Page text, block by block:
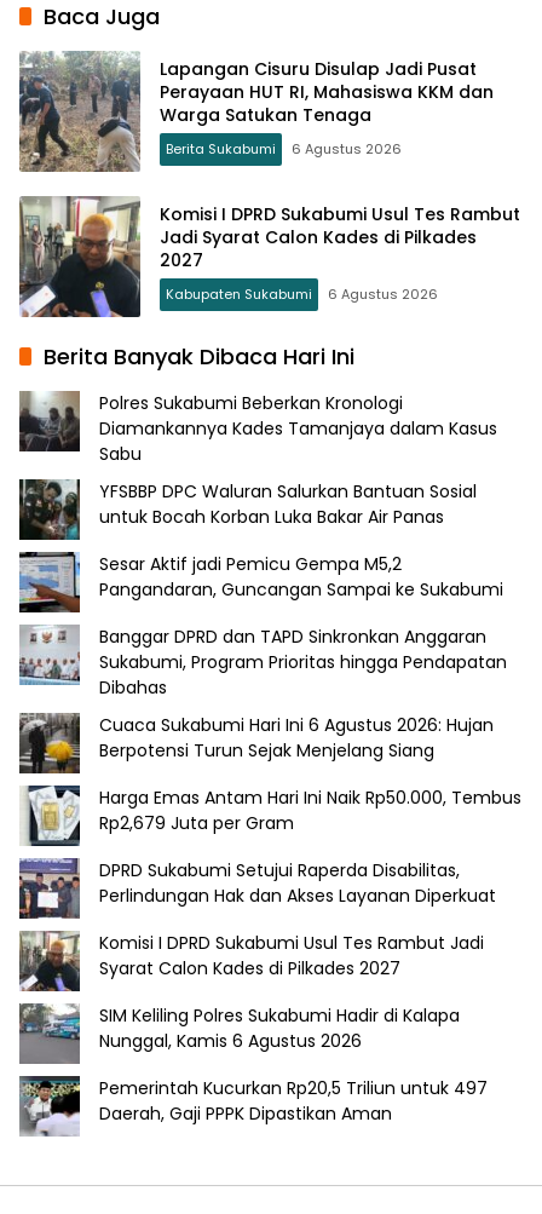
Baca Juga
Lapangan Cisuru Disulap Jadi Pusat
Perayaan HUT RI, Mahasiswa KKM dan
Warga Satukan Tenaga
Berita Sukabumi 6 Agustus 2026
Komisi I DPRD Sukabumi Usul Tes Rambut
Jadi Syarat Calon Kades di Pilkades
2027
Kabupaten Sukabumi 6 Agustus 2026
Berita Banyak Dibaca Hari Ini
Polres Sukabumi Beberkan Kronologi
Diamankannya Kades Tamanjaya dalam Kasus
Sabu
YFSBBP DPC Waluran Salurkan Bantuan Sosial
untuk Bocah Korban Luka Bakar Air Panas
Sesar Aktif jadi Pemicu Gempa M5,2
Pangandaran, Guncangan Sampai ke Sukabumi
Banggar DPRD dan TAPD Sinkronkan Anggaran
Sukabumi, Program Prioritas hingga Pendapatan
Dibahas
Cuaca Sukabumi Hari Ini 6 Agustus 2026: Hujan
Berpotensi Turun Sejak Menjelang Siang
Harga Emas Antam Hari Ini Naik Rp50.000, Tembus
Rp2,679 Juta per Gram
DPRD Sukabumi Setujui Raperda Disabilitas,
Perlindungan Hak dan Akses Layanan Diperkuat
Komisi I DPRD Sukabumi Usul Tes Rambut Jadi
Syarat Calon Kades di Pilkades 2027
SIM Keliling Polres Sukabumi Hadir di Kalapa
Nunggal, Kamis 6 Agustus 2026
Pemerintah Kucurkan Rp20,5 Triliun untuk 497
Daerah, Gaji PPPK Dipastikan Aman